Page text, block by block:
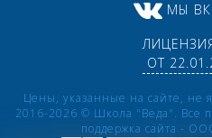
МЫ
ОТ
Цены, указанные на сайте, не
2016-2026 © Школа "Веда". Все
поддержка сайта -